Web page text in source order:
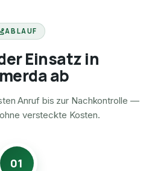
ABLAUF
Einsatz in
ab
Anruf bis zur Nachkontrolle —
versteckte Kosten.
01